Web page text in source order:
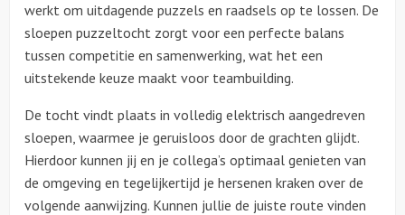
Culinaire workshops
Actieve workshops
Ludieke workshops
Muzikale workshops
Online workshops
werkt om uitdagende puzzels en raadsels op te lossen. De
sloepen puzzeltocht zorgt voor een perfecte balans
tussen competitie en samenwerking, wat het een
uitstekende keuze maakt voor teambuilding.
De tocht vindt plaats in volledig elektrisch aangedreven
sloepen, waarmee je geruisloos door de grachten glijdt.
Hierdoor kunnen jij en je collega’s optimaal genieten van
de omgeving en tegelijkertijd je hersenen kraken over de
volgende aanwijzing. Kunnen jullie de juiste route vinden